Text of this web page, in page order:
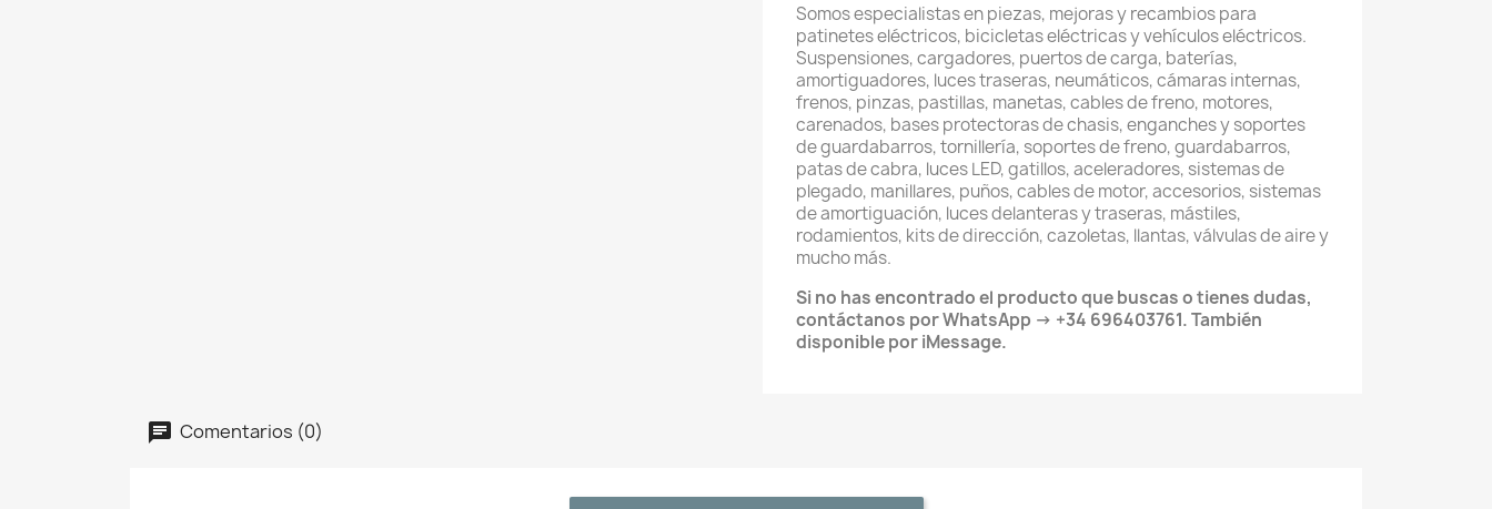
Somos especialistas en piezas, mejoras y recambios para
patinetes eléctricos, bicicletas eléctricas y vehículos eléctricos.
Suspensiones, cargadores, puertos de carga, baterías,
amortiguadores, luces traseras, neumáticos, cámaras internas,
frenos, pinzas, pastillas, manetas, cables de freno, motores,
carenados, bases protectoras de chasis, enganches y soportes
de guardabarros, tornillería, soportes de freno, guardabarros,
patas de cabra, luces LED, gatillos, aceleradores, sistemas de
plegado, manillares, puños, cables de motor, accesorios, sistemas
de amortiguación, luces delanteras y traseras, mástiles,
rodamientos, kits de dirección, cazoletas, llantas, válvulas de aire y
mucho más.
Si no has encontrado el producto que buscas o tienes dudas,
contáctanos por WhatsApp → +34 696403761. También
disponible por iMessage.
Comentarios (0)